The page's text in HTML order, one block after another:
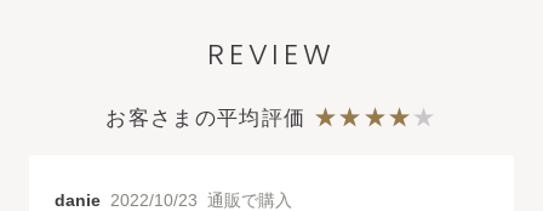
REVIEW
お客さまの平均評価
danie2022/10/23 通販で購入